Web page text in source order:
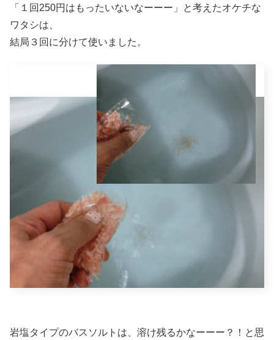
「１回250円はもったいないなーーー」と考えたオケチな
ワタシは、
結局３回に分けて使いました。
岩塩タイプのバスソルトは、溶け残るかなーーー？！と思